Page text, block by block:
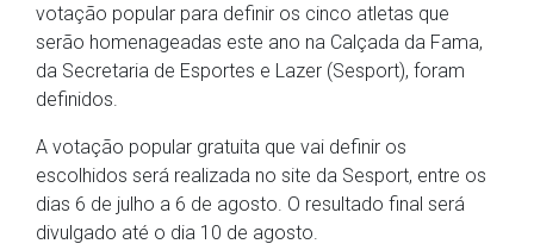
votação popular para definir os cinco atletas que
serão homenageadas este ano na Calçada da Fama,
da Secretaria de Esportes e Lazer (Sesport), foram
definidos.
A votação popular gratuita que vai definir os
escolhidos será realizada no site da Sesport, entre os
dias 6 de julho a 6 de agosto. O resultado final será
divulgado até o dia 10 de agosto.